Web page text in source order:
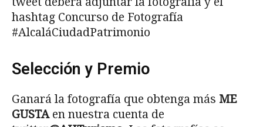
hashtag Concurso de Fotografía
#AlcaláCiudadPatrimonio
Selección y Premio
Ganará la fotografía que obtenga más ME
GUSTAen nuestra cuenta de